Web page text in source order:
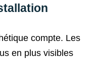
compte. Les
en plus visibles